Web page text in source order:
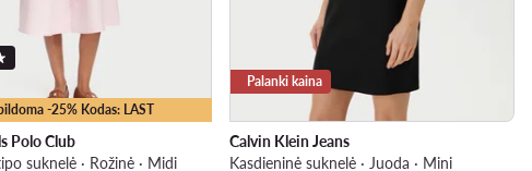
-25% Kodas: LAST
Polo Club
suknelė · Rožinė · Midi
Palanki kaina
Calvin Klein Jeans
Kasdieninė suknelė · Juoda · Mini